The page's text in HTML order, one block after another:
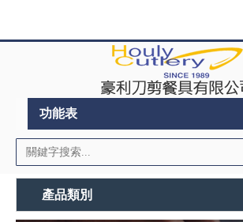
功能表
產品類別